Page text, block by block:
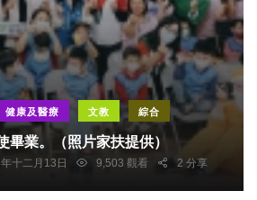
健康及醫療 文教 綜合
畢業。（照片家扶提供）
十二月13日 9,503 觀看 2 分享